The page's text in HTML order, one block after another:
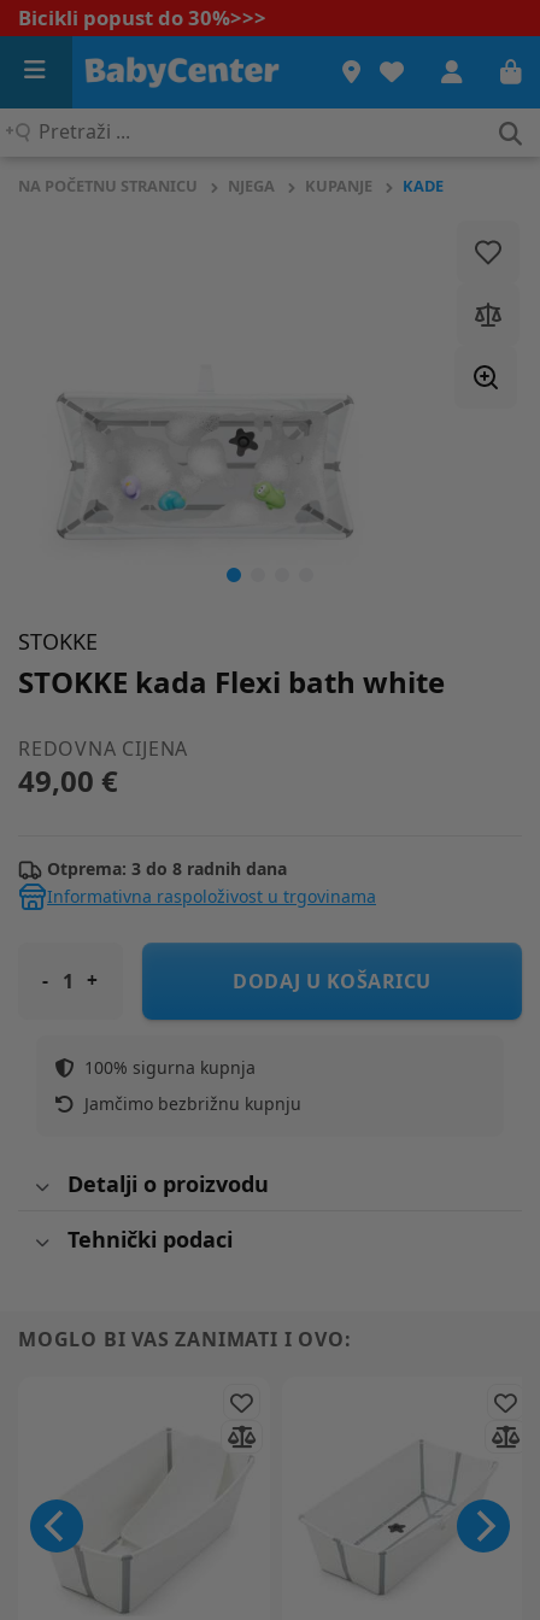
Bicikli popust do 30%>>>
Pretraži
NA POČETNU STRANICU NJEGA KUPANJE KADE
STOKKE
STOKKE kada Flexi bath white
REDOVNA CIJENA
49,00 €
Otprema: 3 do 8 radnih dana
Informativna raspoloživost u trgovinama
STOKKE kada Flexi bath white
DODAJ U KOŠARICU
100% sigurna kupnja
Jamčimo bezbrižnu kupnju
Detalji o proizvodu
Tehnički podaci
MOGLO BI VAS ZANIMATI I OVO: